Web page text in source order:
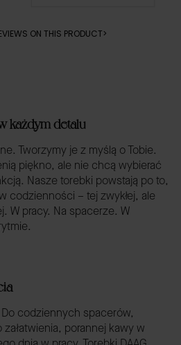
ON THIS PRODUCT>
każdym detalu
Tworzymy je z myślą o Tobie.
piękno, ale nie chcą wybierać
Nasze torebki powstają po to,
codzienności – tej zwykłej, ale
W pracy. Na spacerze. W
codziennych spacerów,
porannej kawy w